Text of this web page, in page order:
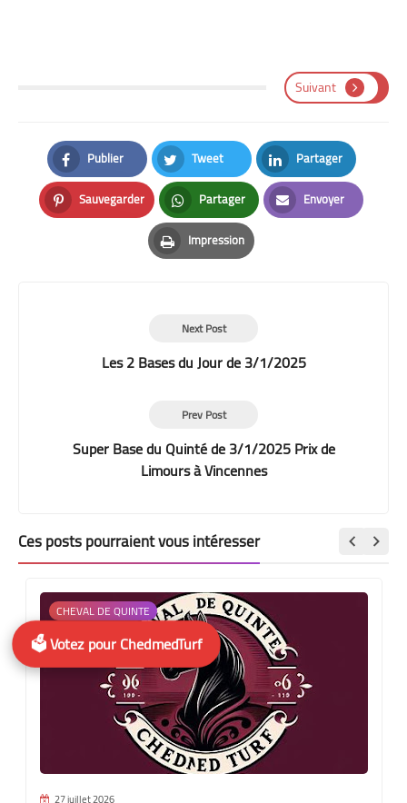
Suivant
Publier
Facebook
Tweet
Twitter
Partager
LinkedIn
Sauvegarder
Pinterest
Partager
Whatsapp
Envoyer
Email
Impression
Print
Next Post
Les 2 Bases du Jour de 3/1/2025
Prev Post
Super Base du Quinté de 3/1/2025 Prix de
Limours à Vincennes
Ces posts pourraient vous intéresser
CHEVAL DE QUINTE
27 juillet 2026
🗳️ Votez pour ChedmedTurf